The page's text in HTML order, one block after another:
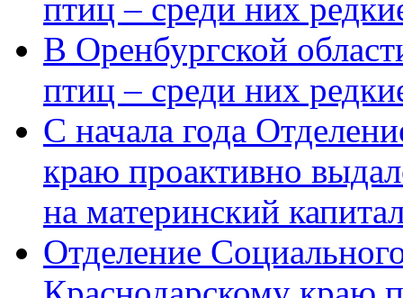
птиц – среди них
В Оренбургской
птиц – среди них
С начала года
краю проактивно
на материнский
Отделение